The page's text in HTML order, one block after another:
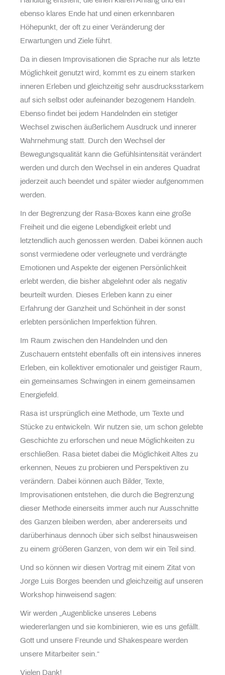
ebenso klares Ende hat und einen erkennbaren
Höhepunkt, der oft zu einer Veränderung der
Erwartungen und Ziele führt.
Da in diesen Improvisationen die Sprache nur als letzte
Möglichkeit genutzt wird, kommt es zu einem starken
inneren Erleben und gleichzeitig sehr ausdrucksstarkem
auf sich selbst oder aufeinander bezogenem Handeln.
Ebenso findet bei jedem Handelnden ein stetiger
Wechsel zwischen äußerlichem Ausdruck und innerer
Wahrnehmung statt. Durch den Wechsel der
Bewegungsqualität kann die Gefühlsintensität verändert
werden und durch den Wechsel in ein anderes Quadrat
jederzeit auch beendet und später wieder aufgenommen
werden.
In der Begrenzung der Rasa-Boxes kann eine große
Freiheit und die eigene Lebendigkeit erlebt und
letztendlich auch genossen werden. Dabei können auch
sonst vermiedene oder verleugnete und verdrängte
Emotionen und Aspekte der eigenen Persönlichkeit
erlebt werden, die bisher abgelehnt oder als negativ
beurteilt wurden. Dieses Erleben kann zu einer
Erfahrung der Ganzheit und Schönheit in der sonst
erlebten persönlichen Imperfektion führen.
Im Raum zwischen den Handelnden und den
Zuschauern entsteht ebenfalls oft ein intensives inneres
Erleben, ein kollektiver emotionaler und geistiger Raum,
ein gemeinsames Schwingen in einem gemeinsamen
Energiefeld.
Rasa ist ursprünglich eine Methode, um Texte und
Stücke zu entwickeln. Wir nutzen sie, um schon gelebte
Geschichte zu erforschen und neue Möglichkeiten zu
erschließen. Rasa bietet dabei die Möglichkeit Altes zu
erkennen, Neues zu probieren und Perspektiven zu
verändern. Dabei können auch Bilder, Texte,
Improvisationen entstehen, die durch die Begrenzung
dieser Methode einerseits immer auch nur Ausschnitte
des Ganzen bleiben werden, aber andererseits und
darüberhinaus dennoch über sich selbst hinausweisen
zu einem größeren Ganzen, von dem wir ein Teil sind.
Und so können wir diesen Vortrag mit einem Zitat von
Jorge Luis Borges beenden und gleichzeitig auf unseren
Workshop hinweisend sagen:
Wir werden „Augenblicke unseres Lebens
wiedererlangen und sie kombinieren, wie es uns gefällt.
Gott und unsere Freunde und Shakespeare werden
unsere Mitarbeiter sein.“
Vielen Dank!